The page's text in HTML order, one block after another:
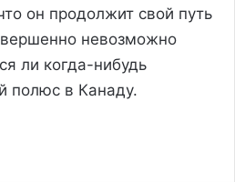
он продолжит свой путь
невозможно
ли когда-нибудь
полюс в Канаду.